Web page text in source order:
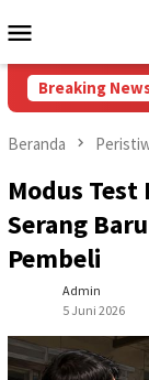
ke
Mobile
Breaking
Masih
Beranda
Modus Test
Serang
Pembeli
Admin
5 Juni 2026